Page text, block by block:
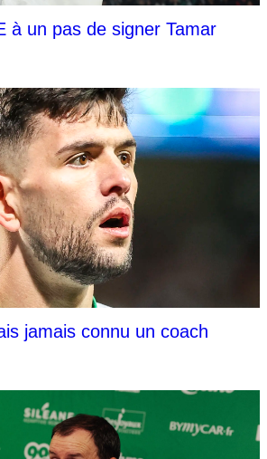
à un pas de signer Tamar
jamais connu un coach